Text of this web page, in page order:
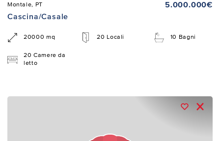
Montale, PT
5.000.000€
Cascina/Casale
20000 mq 20 Locali 10 Bagni
20 Camere da
letto